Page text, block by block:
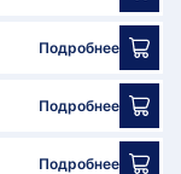
Подробнее
Подробнее
Подробнее